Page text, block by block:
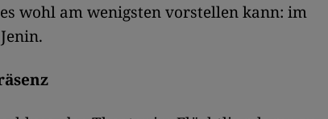
wohl am wenigsten vorstellen kann: im